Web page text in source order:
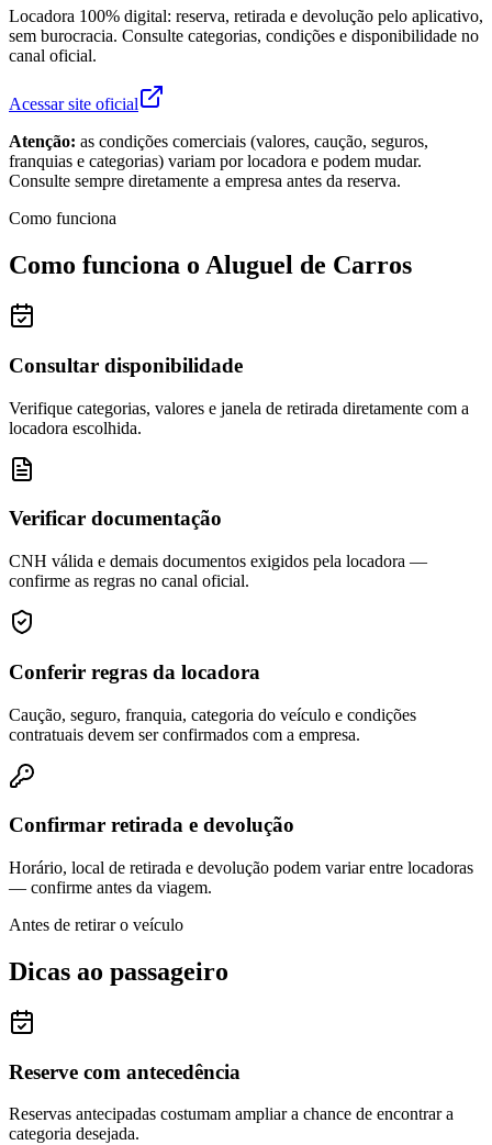
Locadora 100% digital: reserva, retirada e devolução pelo aplicativo,
sem burocracia. Consulte categorias, condições e disponibilidade no
canal oficial.
Acessar site oficial
Atenção: as condições comerciais (valores, caução, seguros,
franquias e categorias) variam por locadora e podem mudar.
Consulte sempre diretamente a empresa antes da reserva.
Como funciona
Como funciona o Aluguel de Carros
Consultar disponibilidade
Verifique categorias, valores e janela de retirada diretamente com a
locadora escolhida.
Verificar documentação
CNH válida e demais documentos exigidos pela locadora —
confirme as regras no canal oficial.
Conferir regras da locadora
Caução, seguro, franquia, categoria do veículo e condições
contratuais devem ser confirmados com a empresa.
Confirmar retirada e devolução
Horário, local de retirada e devolução podem variar entre locadoras
— confirme antes da viagem.
Antes de retirar o veículo
Dicas ao passageiro
Reserve com antecedência
Reservas antecipadas costumam ampliar a chance de encontrar a
categoria desejada.